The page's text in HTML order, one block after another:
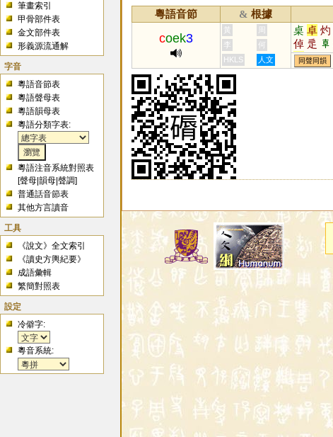
筆畫索引
甲骨部件表
金文部件表
形義源流通解
字音
粵語音節表
粵語聲母表
粵語韻母表
粵語分類字表:
粵語注音系統對照表
[聲母 |韻母 |聲調]
普通話音節表
其他方言讀音
工具
《說文》全文索引
《讀史方輿紀要》
成語彙輯
繁簡對照表
設定
冷僻字:
粵音系統:
粵語音節 & 根據
coek3
黃 周 桌 卓 灼
倬 辵 𠦝
趠 碏 皵
李
何
HKLS
人文 同聲同韻